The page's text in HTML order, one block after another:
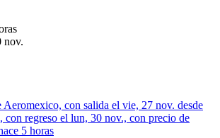
nov.
Aeromexico, con salida el vie, 27 nov. desde
con regreso el lun, 30 nov., con precio de
5 horas